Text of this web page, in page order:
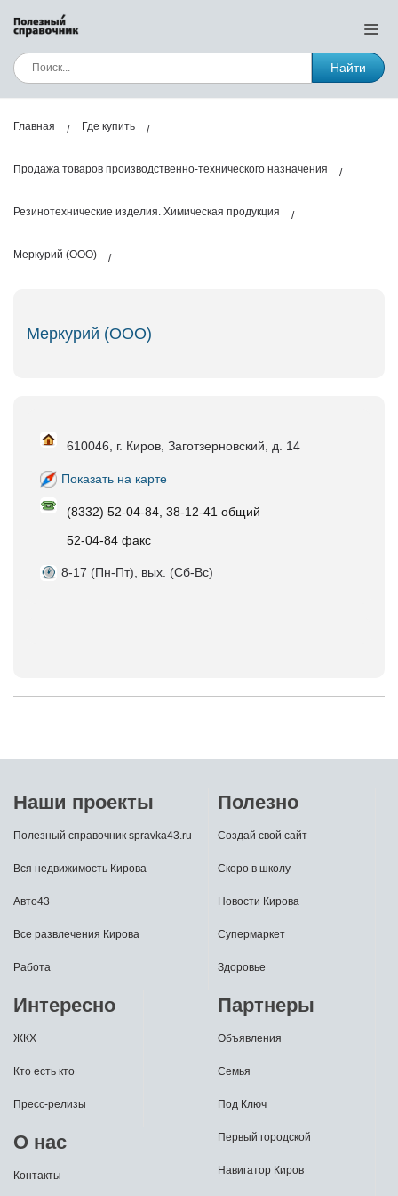
Найти
Главная Где купить
Продажа товаров производственно-технического назначения
Резинотехнические изделия. Химическая продукция
Меркурий (ООО)
Меркурий (ООО)
610046, г. Киров, Заготзерновский, д. 14
Показать на карте
(8332) 52-04-84, 38-12-41 общий
52-04-84 факс
8-17 (Пн-Пт), вых. (Сб-Вс)
Наши проекты
Полезный справочник spravka43.ru
Вся недвижимость Кирова
Авто43
Все развлечения Кирова
Работа
Полезно
Создай свой сайт
Скоро в школу
Новости Кирова
Супермаркет
Здоровье
Интересно
ЖКХ
Кто есть кто
Пресс-релизы
О нас
Контакты
Партнеры
Объявления
Семья
Под Ключ
Первый городской
Навигатор Киров